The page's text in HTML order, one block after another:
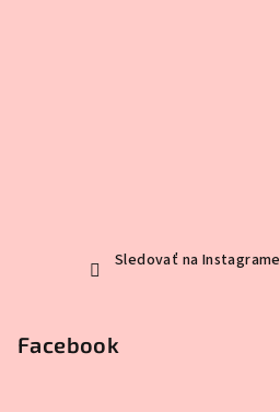
Sledovať na Instagrame
Facebook